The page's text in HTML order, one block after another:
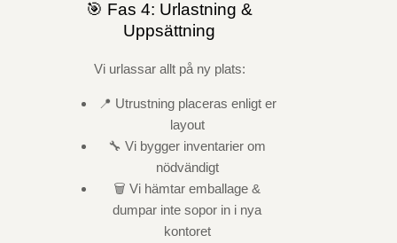
🎯 Fas 4: Urlastning &
Uppsättning
Vi urlassar allt på ny plats:
📍 Utrustning placeras enligt er
layout
🔧 Vi bygger inventarier om
nödvändigt
🗑️ Vi hämtar emballage &
dumpar inte sopor in i nya
kontoret